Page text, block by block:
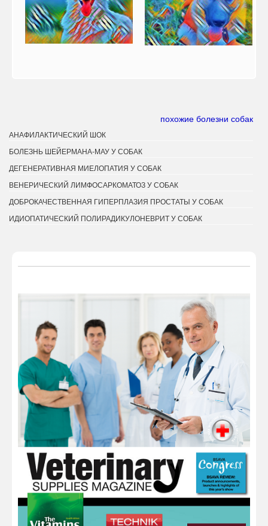
похожие болезни собак
АНАФИЛАКТИЧЕСКИЙ ШОК
БОЛЕЗНЬ ШЕЙЕРМАНА-МАУ У СОБАК
ДЕГЕНЕРАТИВНАЯ МИЕЛОПАТИЯ У СОБАК
ВЕНЕРИЧЕСКИЙ ЛИМФОСАРКОМАТОЗ У СОБАК
ДОБРОКАЧЕСТВЕННАЯ ГИПЕРПЛАЗИЯ ПРОСТАТЫ У СОБАК
ИДИОПАТИЧЕСКИЙ ПОЛИРАДИКУЛОНЕВРИТ У СОБАК